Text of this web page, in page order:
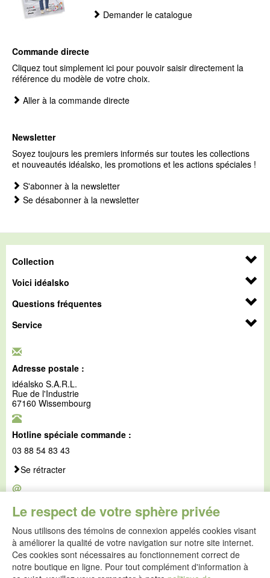
Le respect de votre sphère privée
Nous utilisons des témoins de connexion appelés cookies visant
à améliorer la qualité de votre navigation sur notre site internet.
Ces cookies sont nécessaires au fonctionnement correct de
notre boutique en ligne. Pour tout complément d'information à
Demander le catalogue
Commande directe
Cliquez tout simplement ici pour pouvoir saisir directement la
référence du modèle de votre choix.
Aller à la commande directe
Newsletter
Soyez toujours les premiers informés sur toutes les collections
et nouveautés idéalsko, les promotions et les actions spéciales !
S'abonner à la newsletter
Se désabonner à la newsletter
Collection
Voici idéalsko
Questions fréquentes
Service
Adresse postale :
idéalsko S.A.R.L.
Rue de l'Industrie
67160 Wissembourg
Hotline spéciale commande :
03 88 54 83 43
Se rétracter
@
service@idealsko.fr
@
Formulaire de contact
Aller au formulaire de contact